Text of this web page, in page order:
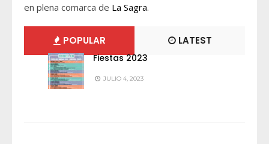
en plena comarca de La Sagra.
POPULAR LATEST
Fiestas 2023
JULIO 4, 2023